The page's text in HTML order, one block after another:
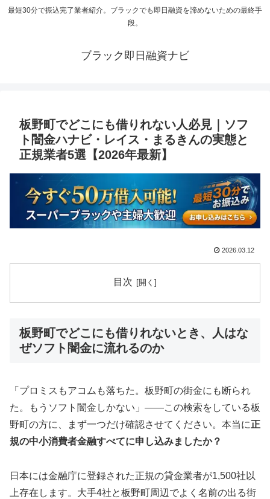
最短30分で振込完了業者紹介。ブラックでも即日融資を諦めないための最終手
段。
ブラック即日融資ナビ
板野町でどこにも借りれない人必見｜ソフ
ト闇金ハナビ・レイス・まるきんの実態と
正規業者5選【2026年最新】
2026.03.12
目次
板野町でどこにも借りれないとき、人はな
ぜソフト闇金に流れるのか
「プロミスもアコムも落ちた。板野町の街金にも断られ
た。もうソフト闇金しかない」——この検索をしている板
野町の方に、まず一つだけ確認させてください。本当に正
規の中小消費者金融すべてに申し込みましたか？
日本には金融庁に登録された正規の貸金業者が1,500社以
上存在します。大手4社と板野町周辺でよく名前の出る街